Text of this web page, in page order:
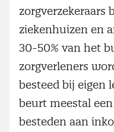
zorgverzekeraars
ziekenhuizen en
30-50% van het
zorgverleners
besteed bij eigen
beurt meestal
besteden aan